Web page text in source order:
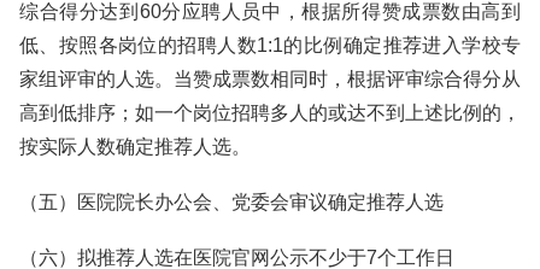
综合得分达到60分应聘人员中，根据所得赞成票数由高到
低、按照各岗位的招聘人数1:1的比例确定推荐进入学校专
家组评审的人选。当赞成票数相同时，根据评审综合得分从
高到低排序；如一个岗位招聘多人的或达不到上述比例的，
按实际人数确定推荐人选。
（五）医院院长办公会、党委会审议确定推荐人选
（六）拟推荐人选在医院官网公示不少于7个工作日